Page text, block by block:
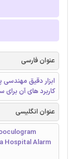
عنوان فارسی
ابزار دقیق مهندسی
کاربرد های آن برای
عنوان انگلیسی
Hospital Alarm